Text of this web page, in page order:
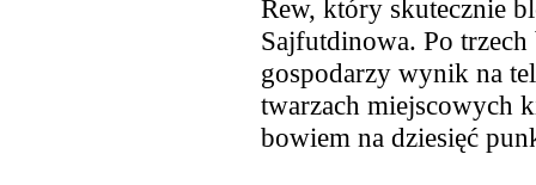
Rew, który skutecznie
Sajfutdinowa. Po
gospodarzy wynik na
twarzach miejscowych
bowiem na dziesięć